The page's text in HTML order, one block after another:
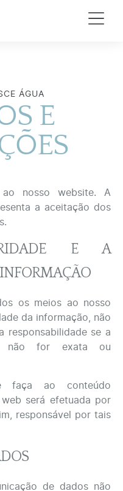
ÁGUA
E
nosso website. A
a aceitação dos
E A
os meios ao nosso
da informação, não
responsabilidade se a
não for exata ou
faça ao conteúdo
será efetuada por
responsável por tais
de dados não